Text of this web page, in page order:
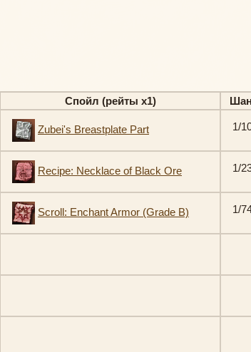
Спойл (рейты х1)
Zubei's Breastplate Part 1/
Recipe: Necklace of Black Ore 1/
Scroll: Enchant Armor (Grade B) 1/